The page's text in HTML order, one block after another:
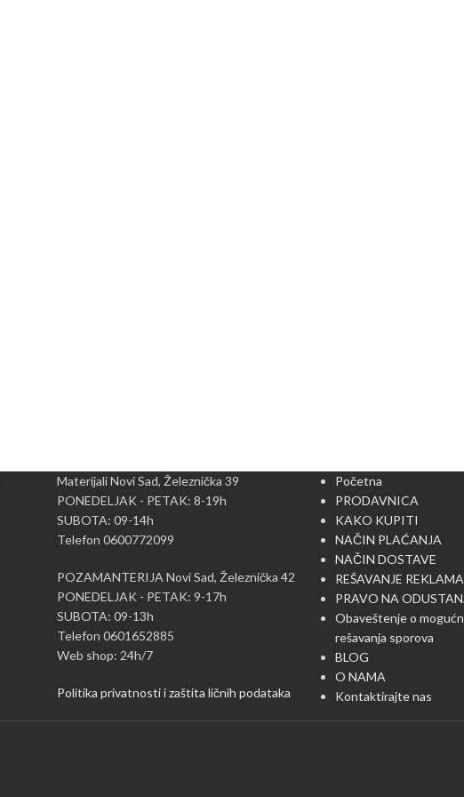
Materijali Novi Sad, Železnička 39
PONEDELJAK - PETAK: 8-19h
SUBOTA: 09-14h
Telefon 0600772099
POZAMANTERIJA Novi Sad, Železnička 42
PONEDELJAK - PETAK: 9-17h
SUBOTA: 09-13h
Telefon 0601652885
Web shop: 24h/7
Politika privatnosti i zaštita ličnih podataka
Početna
PRODAVNICA
KAKO KUPITI
NAČIN PLAĆANJA
NAČIN DOSTAVE
REŠAVANJE
PRAVO NA
Obaveštenje o
rešavanja sporova
BLOG
O NAMA
Kontaktirajte nas